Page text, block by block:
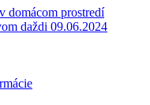
domácom prostredí
daždi 09.06.2024